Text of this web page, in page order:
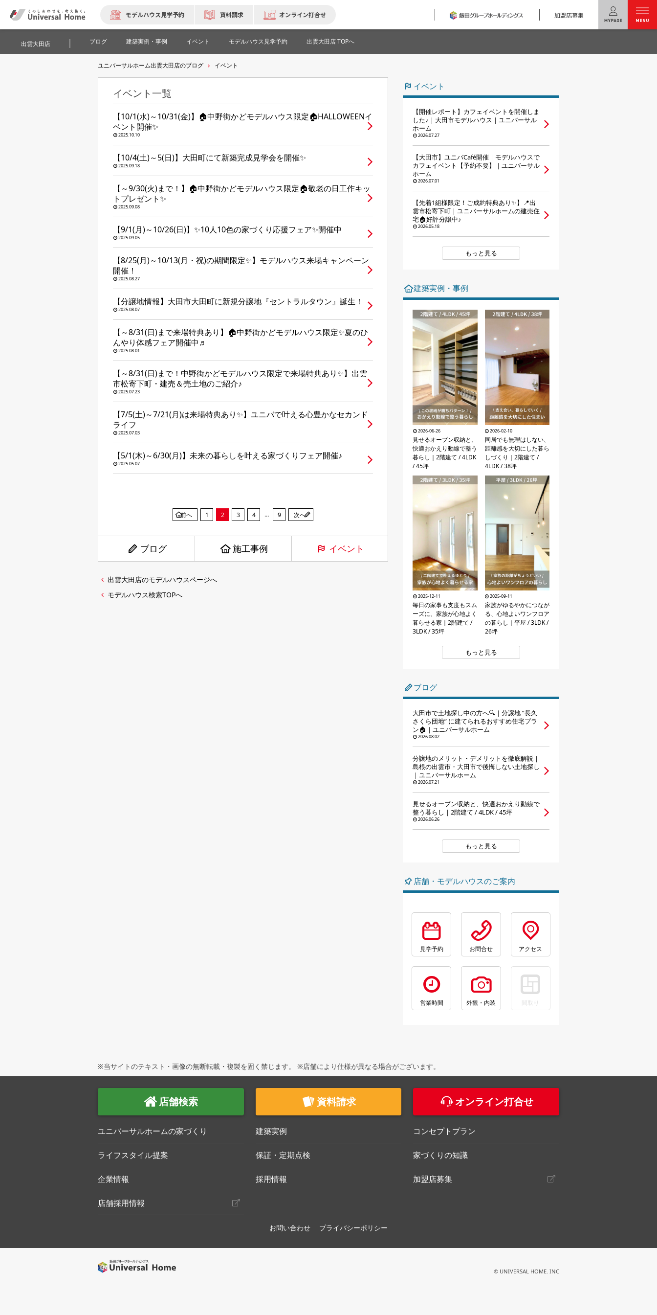
モデルハウス見学予約 資料請求 オンライン打合せ 加盟店募集
テクノロジー
モデルハウス検索・見学予約
キャンペーン・コラボ情報
企業情報
出雲大田店 ブログ 建築実例・事例 イベント モデルハウス見学予約 出雲大田店 TOPへ
ユニバーサルホーム出雲大田店のブログ イベント
イベント一覧
【10/1(水)～10/31(金)】🏠中野街かどモデルハウス限定🏠HALLOWEENイ
ベント開催✨
2025.10.10
【10/4(土)～5(日)】大田町にて新築完成見学会を開催✨
2025.09.18
【～9/30(火)まで！】🏠中野街かどモデルハウス限定🏠敬老の日工作キッ
トプレゼント✨
2025.09.08
【9/1(月)～10/26(日)】✨10人10色の家づくり応援フェア✨開催中
2025.09.05
【8/25(月)～10/13(月・祝)の期間限定✨】モデルハウス来場キャンペーン
開催！
2025.08.27
【分譲地情報】大田市大田町に新規分譲地『セントラルタウン』誕生！
2025.08.07
【～8/31(日)まで来場特典あり】🏠中野街かどモデルハウス限定✨夏のひ
んやり体感フェア開催中♬
2025.08.01
【～8/31(日)まで！中野街かどモデルハウス限定で来場特典あり✨】出雲
市松寄下町・建売＆売土地のご紹介♪
2025.07.23
【7/5(土)～7/21(月)は来場特典あり✨】ユニバで叶える心豊かなセカンド
ライフ
2025.07.03
【5/1(木)～6/30(月)】未来の暮らしを叶える家づくりフェア開催♪
2025.05.07
前へ 1 2 3 4 … 9 次へ
ブログ 施工事例 イベント
出雲大田店のモデルハウスページへ
モデルハウス検索TOPへ
イベント
【開催レポート】カフェイベントを開催しま
した♪｜大田市モデルハウス｜ユニバーサル
ホーム
2026.07.27
【大田市】ユニバCafé開催｜モデルハウスで
カフェイベント【予約不要】｜ユニバーサル
ホーム
2026.07.01
【先着1組様限定！ご成約特典あり✨】📍出
雲市松寄下町｜ユニバーサルホームの建売住
宅🏠好評分譲中♪
2026.05.18
もっと見る
建築実例・事例
2026-06-26
見せるオープン収納と、
快適おかえり動線で整う
暮らし｜2階建て / 4LDK
/ 45坪
2026-02-10
同居でも無理はしない、
距離感を大切にした暮ら
しづくり｜2階建て /
4LDK / 38坪
2025-12-11
毎日の家事も支度もスム
ーズに、家族が心地よく
暮らせる家｜2階建て /
3LDK / 35坪
2025-09-11
家族がゆるやかにつなが
る、心地よいワンフロア
の暮らし｜平屋 / 3LDK /
26坪
もっと見る
ブログ
大田市で土地探し中の方へ🔍｜分譲地 ”長久
さくら団地” に建てられるおすすめ住宅プラ
ン🏠｜ユニバーサルホーム
2026.08.02
分譲地のメリット・デメリットを徹底解説｜
島根の出雲市・大田市で後悔しない土地探し
｜ユニバーサルホーム
2026.07.21
見せるオープン収納と、快適おかえり動線で
整う暮らし｜2階建て / 4LDK / 45坪
2026.06.26
もっと見る
店舗・モデルハウスのご案内
見学予約 お問合せ アクセス
営業時間 外観・内装 間取り
※当サイトのテキスト・画像の無断転載・複製を固く禁じます。 ※店舗により仕様が異なる場合がございます。
店舗検索 資料請求 オンライン打合せ
ユニバーサルホームの家づくり 建築実例 コンセプトプラン
ライフスタイル提案 保証・定期点検 家づくりの知識
企業情報 採用情報 加盟店募集
店舗採用情報
お問い合わせ プライバシーポリシー
© UNIVERSAL HOME. INC